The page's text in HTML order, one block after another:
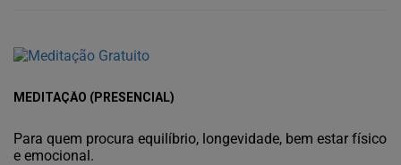
MEDITAÇÃO (PRESENCIAL)
Para quem procura equilíbrio, longevidade, bem estar físico
e emocional.